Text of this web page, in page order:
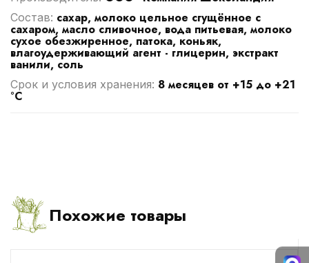
Cостав: сахар, молоко цельное сгущённое с
сахаром, масло сливочное, вода питьевая, молоко
сухое обезжиренное, патока, коньяк,
влагоудерживающий агент - глицерин, экстракт
ванили, соль
Срок и условия хранения: 8 месяцев от +15 до +21
°C
Похожие товары